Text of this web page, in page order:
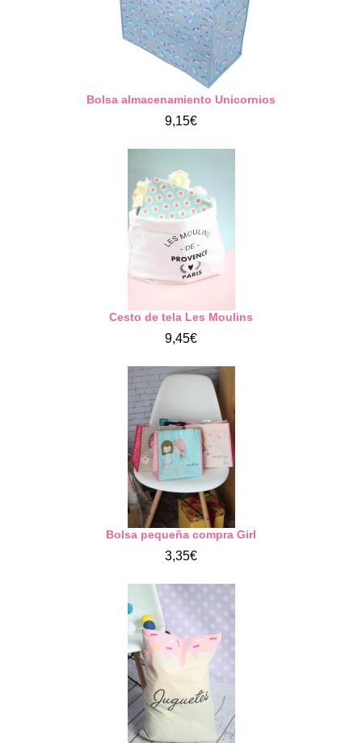
Bolsa almacenamiento Unicornios
9,15€
Cesto de tela Les Moulins
9,45€
Bolsa pequeña compra Girl
3,35€